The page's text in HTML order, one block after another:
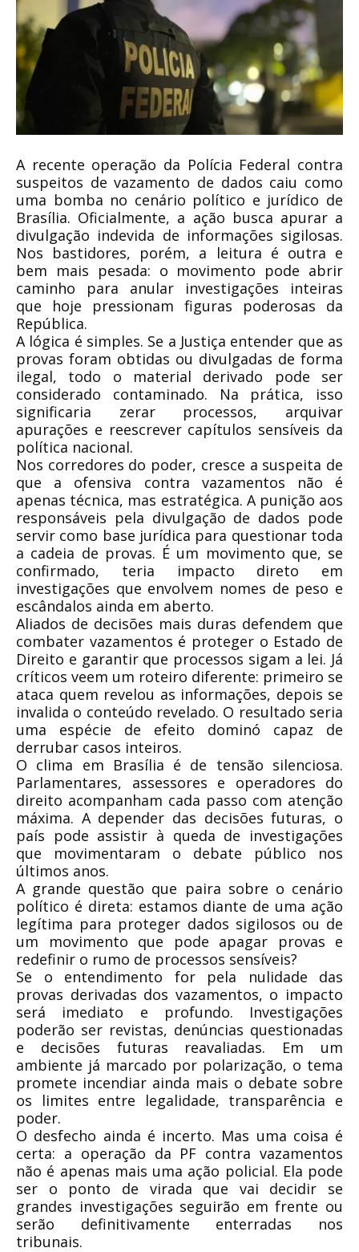
A recente operação da Polícia Federal contra
suspeitos de vazamento de dados caiu como
uma bomba no cenário político e jurídico de
Brasília. Oficialmente, a ação busca apurar a
divulgação indevida de informações sigilosas.
Nos bastidores, porém, a leitura é outra e
bem mais pesada: o movimento pode abrir
caminho para anular investigações inteiras
que hoje pressionam figuras poderosas da
República.
A lógica é simples. Se a Justiça entender que as
provas foram obtidas ou divulgadas de forma
ilegal, todo o material derivado pode ser
considerado contaminado. Na prática, isso
significaria zerar processos, arquivar
apurações e reescrever capítulos sensíveis da
política nacional.
Nos corredores do poder, cresce a suspeita de
que a ofensiva contra vazamentos não é
apenas técnica, mas estratégica. A punição aos
responsáveis pela divulgação de dados pode
servir como base jurídica para questionar toda
a cadeia de provas. É um movimento que, se
confirmado, teria impacto direto em
investigações que envolvem nomes de peso e
escândalos ainda em aberto.
Aliados de decisões mais duras defendem que
combater vazamentos é proteger o Estado de
Direito e garantir que processos sigam a lei. Já
críticos veem um roteiro diferente: primeiro se
ataca quem revelou as informações, depois se
invalida o conteúdo revelado. O resultado seria
uma espécie de efeito dominó capaz de
derrubar casos inteiros.
O clima em Brasília é de tensão silenciosa.
Parlamentares, assessores e operadores do
direito acompanham cada passo com atenção
máxima. A depender das decisões futuras, o
país pode assistir à queda de investigações
que movimentaram o debate público nos
últimos anos.
A grande questão que paira sobre o cenário
político é direta: estamos diante de uma ação
legítima para proteger dados sigilosos ou de
um movimento que pode apagar provas e
redefinir o rumo de processos sensíveis?
Se o entendimento for pela nulidade das
provas derivadas dos vazamentos, o impacto
será imediato e profundo. Investigações
poderão ser revistas, denúncias questionadas
e decisões futuras reavaliadas. Em um
ambiente já marcado por polarização, o tema
promete incendiar ainda mais o debate sobre
os limites entre legalidade, transparência e
poder.
O desfecho ainda é incerto. Mas uma coisa é
certa: a operação da PF contra vazamentos
não é apenas mais uma ação policial. Ela pode
ser o ponto de virada que vai decidir se
grandes investigações seguirão em frente ou
serão definitivamente enterradas nos
tribunais.